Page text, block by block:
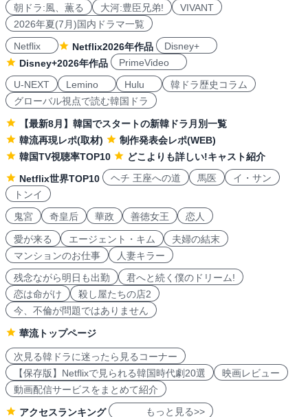
朝ドラ:風、薫る 大河:豊臣兄弟!
VIVANT
2026年夏(7月)国内ドラマ一覧
Netflix
Netflix2026年作品
Disney+
Disney+2026年作品
PrimeVideo
U-NEXT
Lemino Hulu
韓ドラ歴史コラム
グローバル視点で読む韓国ドラ
【最新8月】韓国でスタートの新韓ドラ月別一覧
韓流再現レポ(取材)
制作発表会レポ(WEB)
韓国TV視聴率TOP10
どこよりも詳しい!キャスト紹介
Netflix世界TOP10
ヘチ 王座への道 馬医
イ・サン
トンイ
鬼宮
奇皇后 華政 善徳女王 恋人
愛が来る エージェント・キム
夫婦の結末
マンションのお仕事
人妻キラー
残念ながら明日も出勤
君へと続く僕のドリーム!
恋は命がけ
殺し屋たちの店2
今、不倫が問題ではありません
華流トップページ
次見る韓ドラに迷ったら見るコーナー
【保存版】Netflixで見られる韓国時代劇20選
映画レビュー
動画配信サービスをまとめて紹介
アクセスランキング もっと見る>>